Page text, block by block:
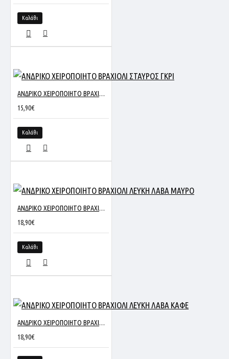
Καλάθι
ΑΝΔΡΙΚΟ ΧΕΙΡΟΠΟΙΗΤΟ ΒΡΑΧΙΟΛΙ ΣΤΑΥΡΟΣ ΓΚΡΙ
15,90€
Καλάθι
ΑΝΔΡΙΚΟ ΧΕΙΡΟΠΟΙΗΤΟ ΒΡΑΧΙΟΛΙ ΛΕΥΚΗ ΛΑΒΑ ΜΑΥΡΟ
18,90€
Καλάθι
ΑΝΔΡΙΚΟ ΧΕΙΡΟΠΟΙΗΤΟ ΒΡΑΧΙΟΛΙ ΛΕΥΚΗ ΛΑΒΑ ΚΑΦΕ
18,90€